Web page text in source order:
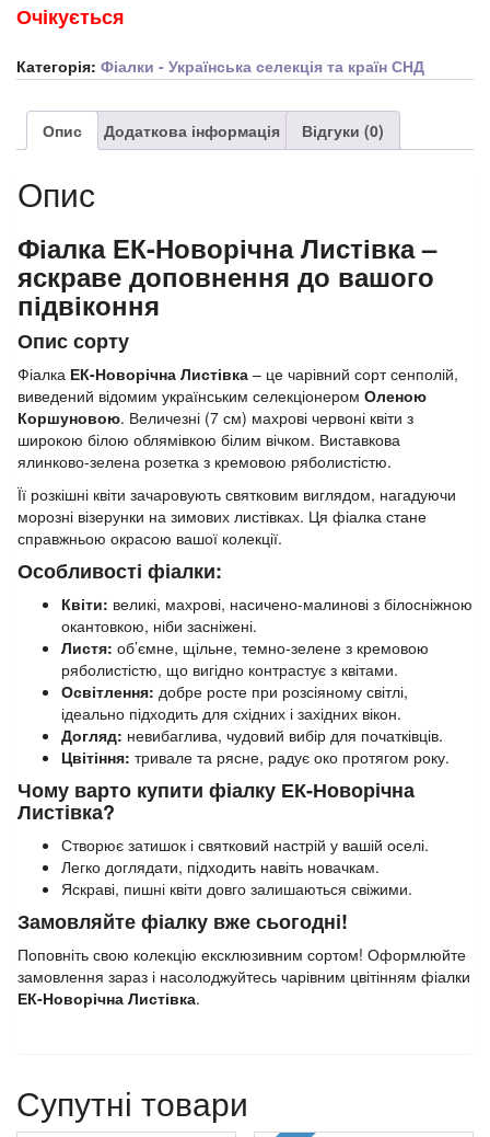
Очікується
Категорія: Фіалки - Українська селекція та країн СНД
Опис Додаткова інформація Відгуки (0)
Опис
Фіалка ЕК-Новорічна Листівка –
яскраве доповнення до вашого
підвіконня
Опис сорту
Фіалка ЕК-Новорічна Листівка – це чарівний сорт сенполій,
виведений відомим українським селекціонером Оленою
Коршуновою. Величезні (7 см) махрові червоні квіти з
широкою білою облямівкою білим вічком. Виставкова
ялинково-зелена розетка з кремовою ряболистістю.
Її розкішні квіти зачаровують святковим виглядом, нагадуючи
морозні візерунки на зимових листівках. Ця фіалка стане
справжньою окрасою вашої колекції.
Особливості фіалки:
Квіти: великі, махрові, насичено-малинові з білосніжною
окантовкою, ніби засніжені.
Листя: об’ємне, щільне, темно-зелене з кремовою
ряболистістю, що вигідно контрастує з квітами.
Освітлення: добре росте при розсіяному світлі,
ідеально підходить для східних і західних вікон.
Догляд: невибаглива, чудовий вибір для початківців.
Цвітіння: тривале та рясне, радує око протягом року.
Чому варто купити фіалку ЕК-Новорічна
Листівка?
Створює затишок і святковий настрій у вашій оселі.
Легко доглядати, підходить навіть новачкам.
Яскраві, пишні квіти довго залишаються свіжими.
Замовляйте фіалку вже сьогодні!
Поповніть свою колекцію ексклюзивним сортом! Оформлюйте
замовлення зараз і насолоджуйтесь чарівним цвітінням фіалки
ЕК-Новорічна Листівка.
Супутні товари